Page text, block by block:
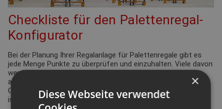
Checkliste für den Palettenregal-
Konfigurator
Bei der Planung Ihrer Regalanlage für Palettenregale gibt es
jede Menge Punkte zu überprüfen und einzuhalten. Viele davon
werden durch die Arbeitsstättenverordnung geregelt. Aber
auch Ergonomie und Effizienz spielen eine bedeutende Rolle.
Gleiches gilt für die Funktionsdefinition des Lagers: Wie hoch
ist der Warenumschlag? Wie groß ist die Produktvielfalt?
×
Diese Webseite verwendet